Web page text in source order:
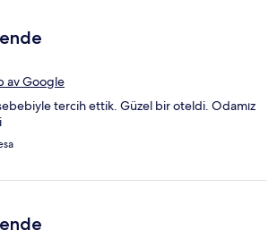
av Google
sebebiyle tercih ettik. Güzel bir oteldi. Odamız